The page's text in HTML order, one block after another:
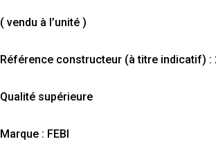
( vendu à l’unité )
Référence constructeur (à titre indicatif) :
Qualité supérieure
Marque : FEBI